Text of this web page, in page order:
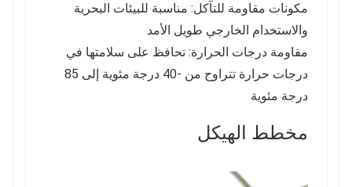
مكونات مقاومة للتآكل: مناسبة للبيئات البحرية
والاستخدام الخارجي طويل الأمد
مقاومة درجات الحرارة: تحافظ على سلامتها في
درجات حرارة تتراوح من -40 درجة مئوية إلى 85
درجة مئوية
مخطط الهيكل